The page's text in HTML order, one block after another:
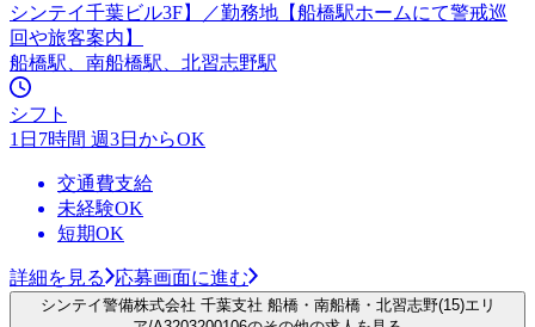
シンテイ千葉ビル3F】／勤務地【船橋駅ホームにて警戒巡
回や旅客案内】
船橋駅、南船橋駅、北習志野駅
シフト
1日7時間 週3日からOK
交通費支給
未経験OK
短期OK
詳細を見る 応募画面に進む
シンテイ警備株式会社 千葉支社 船橋・南船橋・北習志野(15)エリ